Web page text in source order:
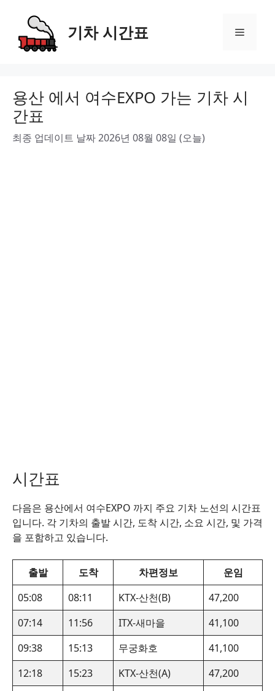
content
기차 시간표 Menu
용산 에서 여수EXPO 가는 기차 시
간표
최종 업데이트 날짜 2026년 08월 08일 (오늘)
시간표
다음은 용산에서 여수EXPO 까지 주요 기차 노선의 시간표
입니다. 각 기차의 출발 시간, 도착 시간, 소요 시간, 및 가격
을 포함하고 있습니다.
출발 도착 차편정보
운임
05:08
08:11 KTX-산천(B)
47,200
07:14
11:56 ITX-새마을
41,100
09:38
15:13 무궁화호
41,100
12:18
15:23 KTX-산천(A)
47,200